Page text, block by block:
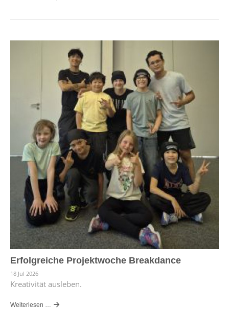
Erfolgreiche Projektwoche Breakdance
18 Jul 2026
Kreativität ausleben.
Weiterlesen …